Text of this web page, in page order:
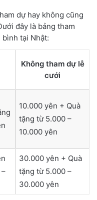
dự hay không cũng
đây là bảng tham
tại Nhật:
Không tham dự lễ
cưới
10.000 yên + Quà
tặng từ 5.000 –
10.000 yên
30.000 yên + Quà
tặng từ 5.000 –
30.000 yên